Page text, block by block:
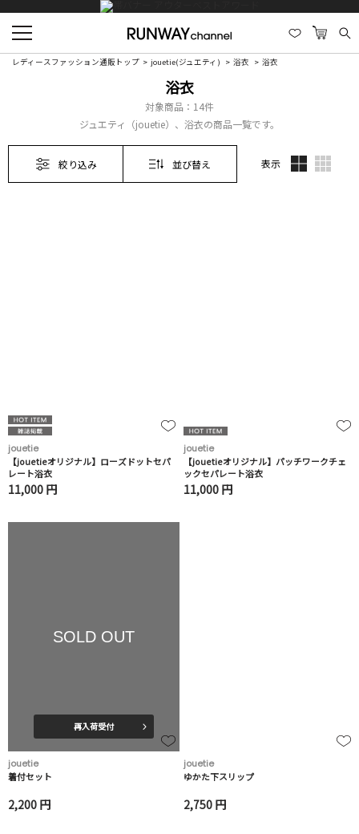
レディースファッション通販トップ jouetie(ジュエティ) 浴衣 浴衣
浴衣
対象商品： 14件
ジュエティ（jouetie）、浴衣の商品一覧です。
絞り込み 並び替え 表示
jouetie
【jouetieオリジナル】ローズドットセパ
レート浴衣
11,000 円
jouetie
【jouetieオリジナル】パッチワークチェ
ックセパレート浴衣
11,000 円
SOLD OUT
再入荷受付
jouetie
着付セット
2,200 円
jouetie
ゆかた下スリップ
2,750 円